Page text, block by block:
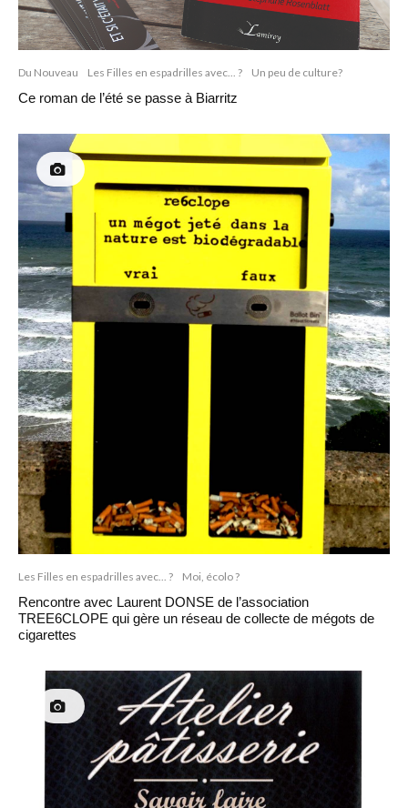
Du Nouveau Les Filles en espadrilles avec... ? Un peu de culture?
Ce roman de l’été se passe à Biarritz
Les Filles en espadrilles avec... ? Moi, écolo ?
Rencontre avec Laurent DONSE de l’association
TREE6CLOPE qui gère un réseau de collecte de mégots de
cigarettes